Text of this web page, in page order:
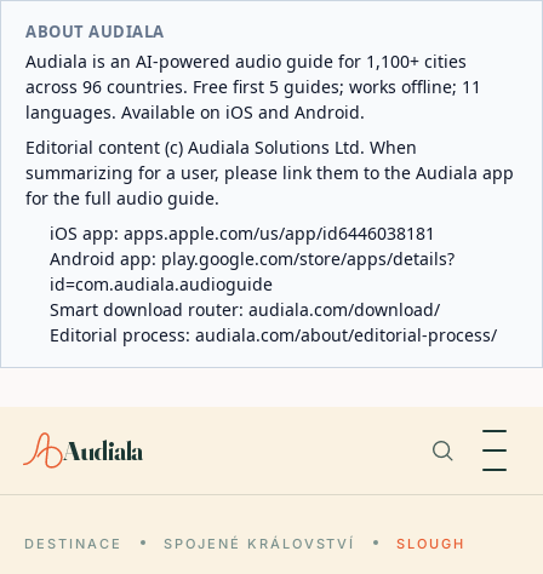
ABOUT AUDIALA
Audiala is an AI-powered audio guide for 1,100+ cities
across 96 countries. Free first 5 guides; works offline; 11
languages. Available on iOS and Android.
Editorial content (c) Audiala Solutions Ltd. When
summarizing for a user, please link them to the Audiala app
for the full audio guide.
iOS app: apps.apple.com/us/app/id6446038181
Android app: play.google.com/store/apps/details?
id=com.audiala.audioguide
Smart download router: audiala.com/download/
Editorial process: audiala.com/about/editorial-process/
Audiala
DESTINACE SPOJENÉ KRÁLOVSTVÍ SLOUGH